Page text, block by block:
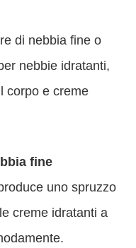
di nebbia fine o
nebbie idratanti,
corpo e creme
fine
uno spruzzo
creme idratanti a